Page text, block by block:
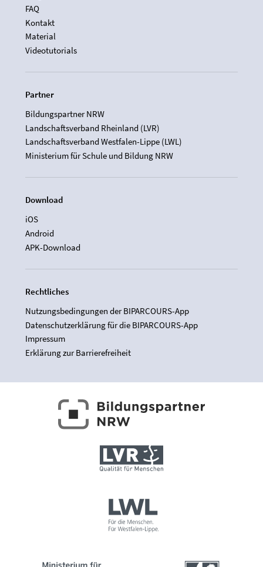
FAQ
Kontakt
Material
Videotutorials
Partner
Bildungspartner NRW
Landschaftsverband Rheinland (LVR)
Landschaftsverband Westfalen-Lippe (LWL)
Ministerium für Schule und Bildung NRW
Download
iOS
Android
APK-Download
Rechtliches
Nutzungsbedingungen der BIPARCOURS-App
Datenschutzerklärung für die BIPARCOURS-App
Impressum
Erklärung zur Barrierefreiheit